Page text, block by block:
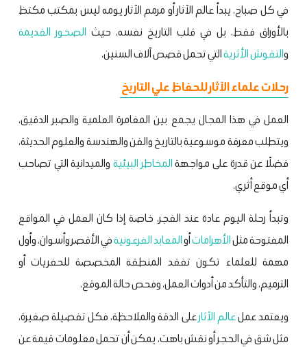
في كل صباح، يبدأ عالم الآثار أو مرمم الآثار يومه ليس بمكتب مكتظ
بالأوراق فقط، بل في قلب التاريخ نفسه، حيث الصخور القديمة
والنقوش الأثريةالتي تحمل قصص آلاف السنين.
رحلات علماء الآثار للحفاظ علي التاريخ
العمل في هذا المجال يجمع بين المغامرة العلمية والصبر الدقيق،
ويتطلب معرفة موسوعية بالتاريخ والفن والهندسة والعلوم الحديثة،
فضلًا عن قدرة على مواجهةالمخاطر البيئية والميدانية التي تصاحب
أي موقع أثري.
وتبدأ رحلة اليوم عادة عند الفجر، خاصة إذا كان العمل في المواقع
المفتوحة مثلالأهراماتأوالمعابد الفرعونيةفي الأقصر وأسوان، وأول
مهمة للعلماء تكون تفقد المنطقة المخصصة للحفريات أو
الترميم، والتأكد من أدوات العمل، وفحص حالة الموقع.
ويعتمد عملعالم الآثارعلى الدقة والملاحظة، فكل تفصيلة صغيرة،
مثل شق في الحجر أو نقش باهت، يمكن أن تحمل معلومات قيمة عن